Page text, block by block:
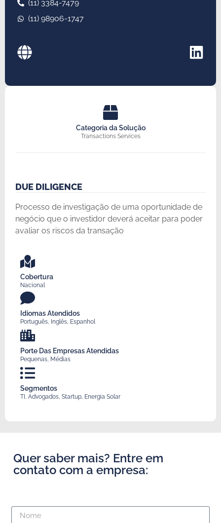
(11) 3384-7479
(11) 98906-1747
DUE DILIGENCE
Categoria da Solução
Transactions Services
Processo de investigação de uma oportunidade de
negócio que o investidor deverá aceitar para poder
avaliar os riscos da transação
Cobertura
Nacional
Idiomas Atendidos
Português, Inglês, Espanhol
Porte Das Empresas Atendidas
Pequenas, Médias
Segmentos
TI, Advogados, Startup, Energia Solar
Quer saber mais? Entre em
contato com a empresa: